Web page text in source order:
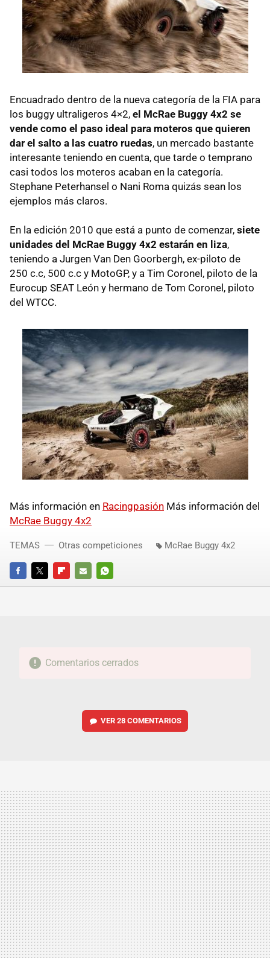
Encuadrado dentro de la nueva categoría de la FIA para
los buggy ultraligeros 4×2, el McRae Buggy 4x2 se
vende como el paso ideal para moteros que quieren
dar el salto a las cuatro ruedas, un mercado bastante
interesante teniendo en cuenta, que tarde o temprano
casi todos los moteros acaban en la categoría.
Stephane Peterhansel o Nani Roma quizás sean los
ejemplos más claros.
En la edición 2010 que está a punto de comenzar, siete
unidades del McRae Buggy 4x2 estarán en liza,
teniendo a Jurgen Van Den Goorbergh, ex-piloto de
250 c.c, 500 c.c y MotoGP, y a Tim Coronel, piloto de la
Eurocup SEAT León y hermano de Tom Coronel, piloto
del WTCC.
Más información en Racingpasión Más información del
McRae Buggy 4x2
FACEBOOKTWITTERFLIPBOARD
E-
WHATSAPP
TEMAS Otras competiciones McRae Buggy 4x2
Comentarios cerrados
VER 28 COMENTARIOS